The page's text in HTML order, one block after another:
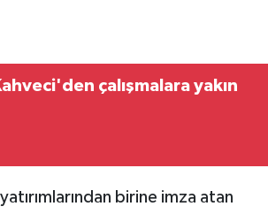
çalışmalara yakın
birine imza atan